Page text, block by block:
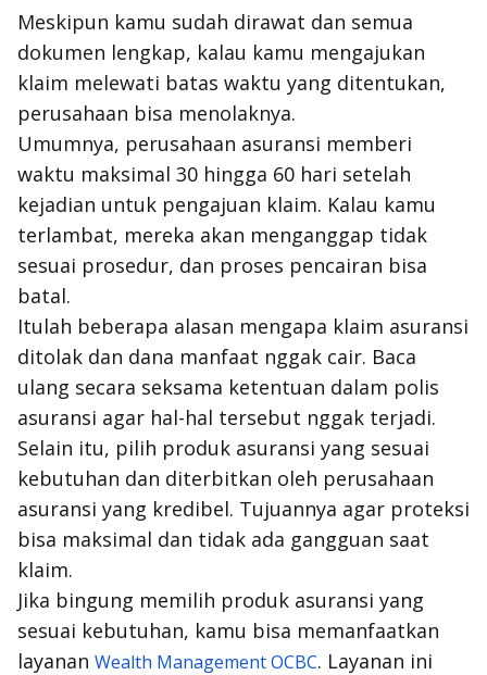
Meskipun kamu sudah dirawat dan semua
dokumen lengkap, kalau kamu mengajukan
klaim melewati batas waktu yang ditentukan,
perusahaan bisa menolaknya.
Umumnya, perusahaan asuransi memberi
waktu maksimal 30 hingga 60 hari setelah
kejadian untuk pengajuan klaim. Kalau kamu
terlambat, mereka akan menganggap tidak
sesuai prosedur, dan proses pencairan bisa
batal.
Itulah beberapa alasan mengapa klaim asuransi
ditolak dan dana manfaat nggak cair. Baca
ulang secara seksama ketentuan dalam polis
asuransi agar hal-hal tersebut nggak terjadi.
Selain itu, pilih produk asuransi yang sesuai
kebutuhan dan diterbitkan oleh perusahaan
asuransi yang kredibel. Tujuannya agar proteksi
bisa maksimal dan tidak ada gangguan saat
klaim.
Jika bingung memilih produk asuransi yang
sesuai kebutuhan, kamu bisa memanfaatkan
layanan Wealth Management OCBC. Layanan ini